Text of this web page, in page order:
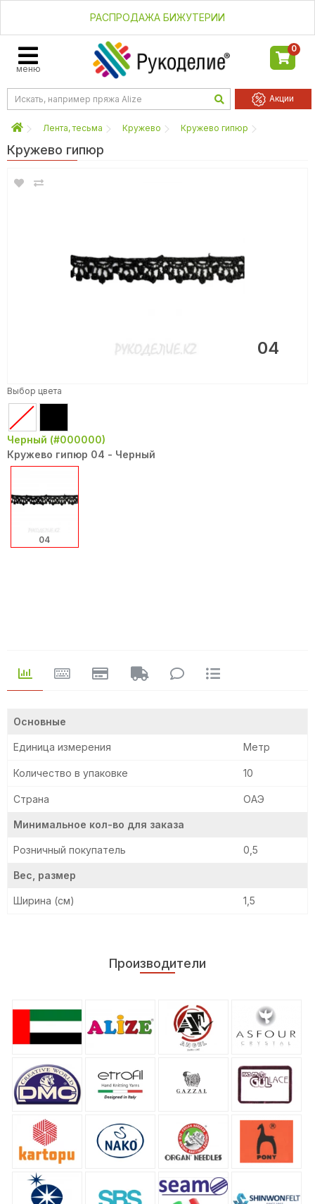
РАСПРОДАЖА БИЖУТЕРИИ
меню
0
Акции
Лента, тесьма Кружево Кружево гипюр
Кружево гипюр
04
Основные
Единица измерения Метр
Количество в упаковке 10
Страна ОАЭ
Минимальное кол-во для заказа
Розничный покупатель 0,5
Вес, размер
Ширина (см) 1,5
Выбор цвета
Черный (#000000)
Кружево гипюр 04 - Черный
04
Производители